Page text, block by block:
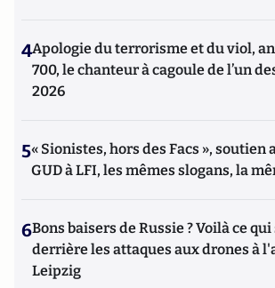
4Apologie du terrorisme et du viol,
700, le chanteur à cagoule de l’un
2026
5« Sionistes, hors des Facs », soutien
GUD à LFI, les mêmes slogans, la
6Bons baisers de Russie ? Voilà ce qui
derrière les attaques aux drones à
Leipzig